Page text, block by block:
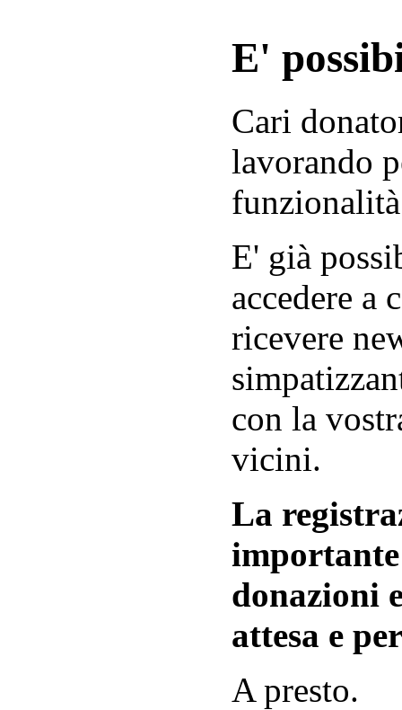
E'
Cari
lavorando
E' già
accedere a
ricevere
con la
vicini.
La
donazioni
attesa e
A presto.